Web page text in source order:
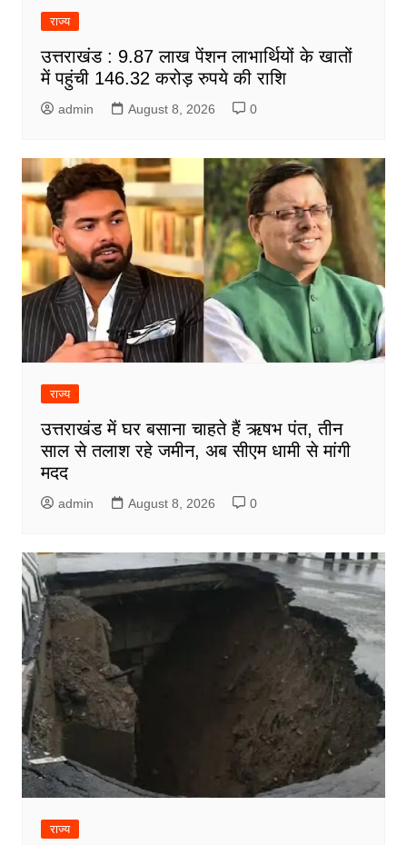
राज्य
उत्तराखंड : 9.87 लाख पेंशन लाभार्थियों के खातों
में पहुंची 146.32 करोड़ रुपये की राशि
admin August 8, 2026 0
राज्य
उत्तराखंड में घर बसाना चाहते हैं ऋषभ पंत, तीन
साल से तलाश रहे जमीन, अब सीएम धामी से मांगी
मदद
admin August 8, 2026 0
राज्य